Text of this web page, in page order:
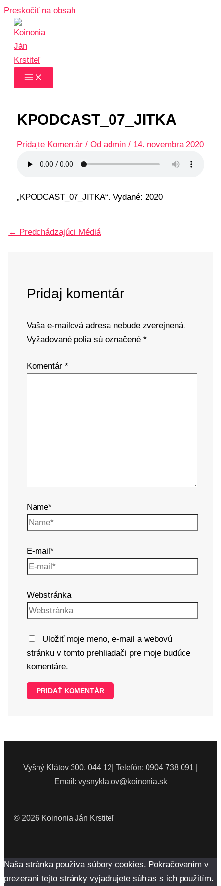
Preskočiť na obsah
KPODCAST_07_JITKA
Pridajte Komentár / Od admin/ 14. novembra 2020
„KPODCAST_07_JITKA“. Vydané: 2020
← Predchádzajúci Médiá
Pridaj komentár
Vaša e-mailová adresa nebude zverejnená.
Vyžadované polia sú označené *
Komentár *
Name*
E-mail*
Webstránka
Uložiť moje meno, e-mail a webovú
stránku v tomto prehliadači pre moje budúce
komentáre.
Vyšný Klátov 300, 044 12| Telefón: 0904 738 091 |
Email: vysnyklatov@koinonia.sk
© 2026 Koinonia Ján Krstiteľ
Naša stránka používa súbory cookies. Pokračovaním v
prezeraní tejto stránky vyjadrujete súhlas s ich použitím.